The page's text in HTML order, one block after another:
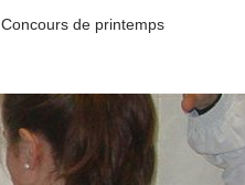
Concours de printemps